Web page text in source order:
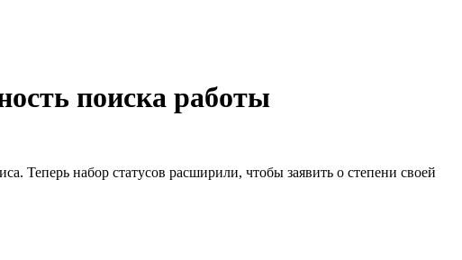
поиска работы
Теперь набор статусов расширили, чтобы заявить о степени своей